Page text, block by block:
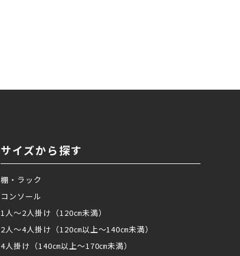
サイズから探す
棚・ラック
コンソール
1人～2人掛け（120㎝未満）
2人～4人掛け（120㎝以上～140㎝未満）
4人掛け（140㎝以上～170㎝未満）